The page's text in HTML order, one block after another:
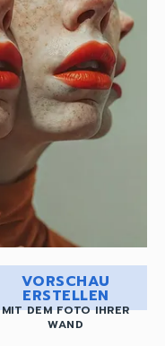
VORSCHAU
ERSTELLEN
MIT DEM FOTO IHRER
WAND